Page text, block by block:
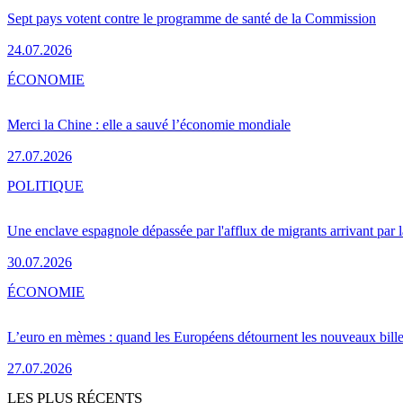
Sept pays votent contre le programme de santé de la Commission
24.07.2026
Merci la Chine : elle a sauvé l’économie mondiale
27.07.2026
ÉCONOMIE
Une enclave espagnole dépassée par l'afflux de migrants arrivant par
30.07.2026
POLITIQUE
L’euro en mèmes : quand les Européens détournent les nouveaux
27.07.2026
ÉCONOMIE
LES PLUS RÉCENTS